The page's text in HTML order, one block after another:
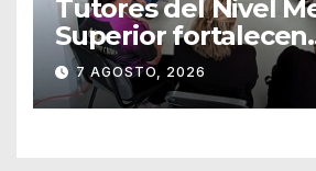
Tutores del Nivel
Superior fortalecen
estrategias para la
prevención de la
el noviazgo
7 AGOSTO, 2026